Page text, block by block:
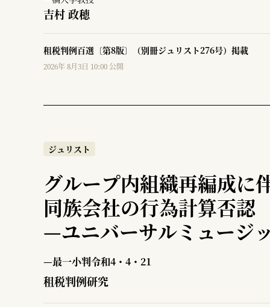
吉村 政穂
租税判例百選〔第8版〕（別冊ジュリスト276号）掲載
2026年 8月3日 10:00 公開
ジュリスト
グループ内組織再編成に
同族会社の行為計算否認
—ユニバーサルミュージ
—最一小判令和4・4・21
租税判例研究